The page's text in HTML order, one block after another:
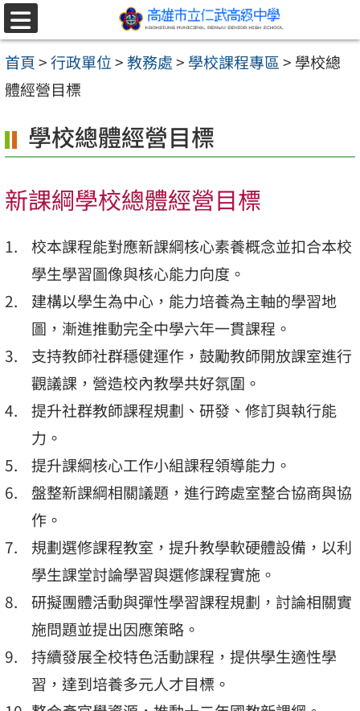
跳至主要內容區
選
單
首頁>行政單位>教務處> 學校課程專區> 學校總
體經營目標
學校總體經營目標
新課綱學校總體經營目標
校本課程能對應新課綱核心素養概念並扣合本校
學生學習圖像與核心能力向度。
建構以學生為中心，能力培養為主軸的學習地
圖，漸進推動完全中學六年一貫課程。
支持教師社群穩健運作，鼓勵教師開放課室進行
觀議課，營造校內教學共好氛圍。
提升社群教師課程規劃、研發、修訂與執行能
力。
提升課綱核心工作小組課程領導能力。
盤整新課綱相關議題，進行跨處室整合協商與協
作。
規劃選修課程教室，提升教學軟硬體設備，以利
學生課堂討論學習與選修課程實施。
研擬團體活動與彈性學習課程規劃，討論相關實
施問題並提出因應策略。
持續發展全校特色活動課程，提供學生適性學
習，達到培養多元人才目標。